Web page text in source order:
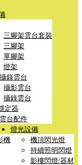
三腳架雲台套裝
三腳架
單腳架
燈架
錄雲台
攝影雲台
攝錄雲台
定器
台配件
機
燈光設備
機頂閃光燈
持續照明閃燈
影樓閃燈/器材